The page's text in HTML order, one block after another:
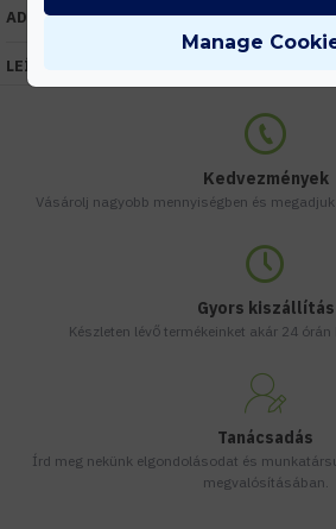
ADATOK
LEÍRÁS
Kedvezmények
Vásárolj nagyobb mennyiségben és
Gyors kiszállítás
Készleten lévő termékeinket akár 24
Tanácsadás
Írd meg nekünk elgondolásodat és
megvalósításában.
Manage